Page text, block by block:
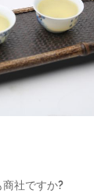
社ですか?